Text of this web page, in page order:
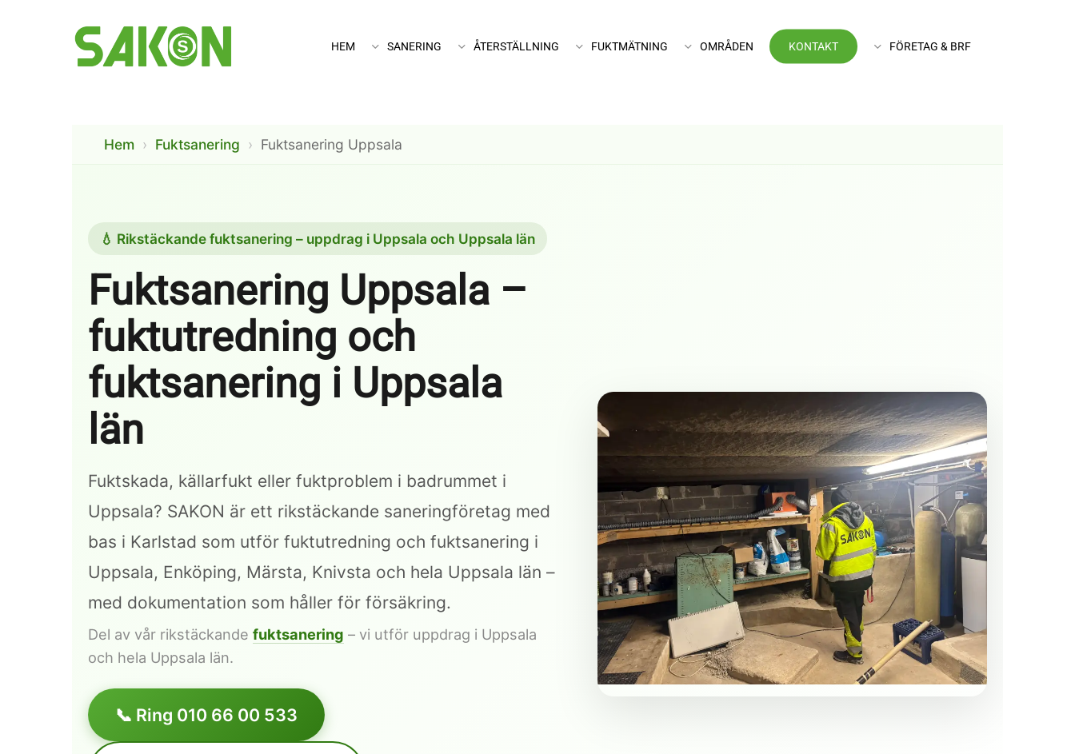
HEM SANERING ÅTERSTÄLLNING FUKTMÄTNING OMRÅDEN KONTAKT FÖRETAG & BRF
Hem › Fuktsanering › Fuktsanering Uppsala
💧 Rikstäckande fuktsanering – uppdrag i Uppsala och Uppsala län
Fuktsanering Uppsala –
fuktutredning och
fuktsanering i Uppsala
län
Fuktskada, källarfukt eller fuktproblem i badrummet i
Uppsala? SAKON är ett rikstäckande saneringföretag med
bas i Karlstad som utför fuktutredning och fuktsanering i
Uppsala, Enköping, Märsta, Knivsta och hela Uppsala län –
med dokumentation som håller för försäkring.
Del av vår rikstäckandefuktsanering – vi utför uppdrag i Uppsala
och hela Uppsala län.
📞 Ring 010 66 00 533